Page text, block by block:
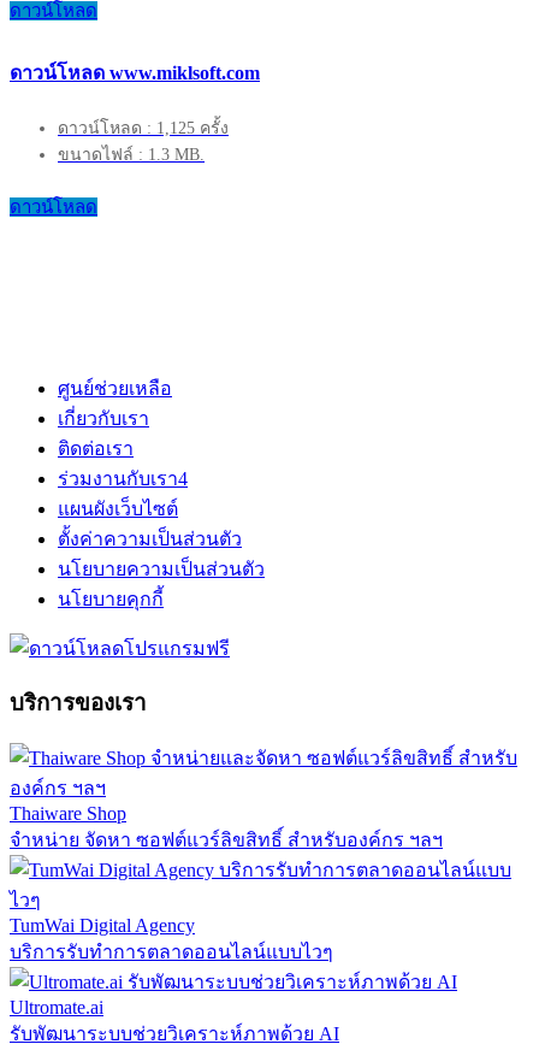
ดาวน์โหลด
ดาวน์โหลด www.miklsoft.com
ดาวน์โหลด : 1,125 ครั้ง
ขนาดไฟล์ : 1.3 MB.
ดาวน์โหลด
ศูนย์ช่วยเหลือ
เกี่ยวกับเรา
ติดต่อเรา
ร่วมงานกับเรา4
แผนผังเว็บไซต์
ตั้งค่าความเป็นส่วนตัว
นโยบายความเป็นส่วนตัว
นโยบายคุกกี้
บริการของเรา
Thaiware Shop
จำหน่าย จัดหา ซอฟต์แวร์ลิขสิทธิ์ สำหรับองค์กร ฯลฯ
TumWai Digital Agency
บริการรับทำการตลาดออนไลน์แบบไวๆ
Ultromate.ai
รับพัฒนาระบบช่วยวิเคราะห์ภาพด้วย AI